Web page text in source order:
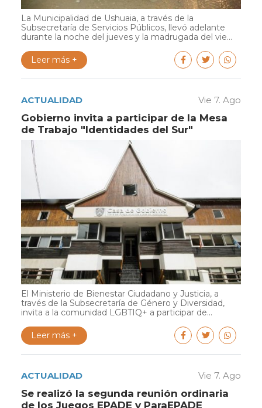
La Municipalidad de Ushuaia, a través de la
Subsecretaría de Servicios Públicos, llevó adelante
durante la noche del jueves y la madrugada del vie...
Leer más +
ACTUALIDAD Vie 7. Ago
Gobierno invita a participar de la Mesa
de Trabajo "Identidades del Sur"
El Ministerio de Bienestar Ciudadano y Justicia, a
través de la Subsecretaría de Género y Diversidad,
invita a la comunidad LGBTIQ+ a participar de...
Leer más +
ACTUALIDAD Vie 7. Ago
Se realizó la segunda reunión ordinaria
de los Juegos EPADE y ParaEPADE